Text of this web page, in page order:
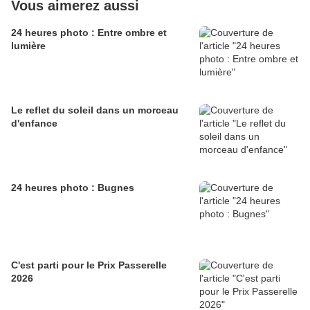
Vous aimerez aussi
24 heures photo : Entre ombre et
lumière
Le reflet du soleil dans un morceau
d'enfance
24 heures photo : Bugnes
C'est parti pour le Prix Passerelle
2026